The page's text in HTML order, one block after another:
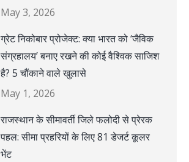
May 3, 2026
ग्रेट निकोबार प्रोजेक्ट: क्या भारत को ‘जैविक
संग्रहालय’ बनाए रखने की कोई वैश्विक साजिश
है? 5 चौंकाने वाले खुलासे
May 1, 2026
राजस्थान के सीमावर्ती जिले फलोदी से प्रेरक
पहल: सीमा प्रहरियों के लिए 81 डेजर्ट कूलर
भेंट